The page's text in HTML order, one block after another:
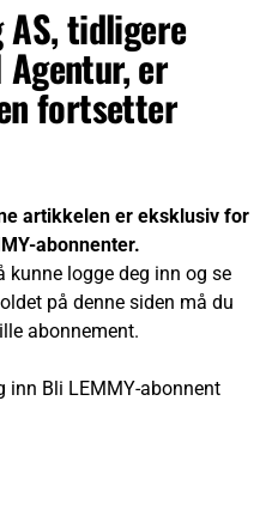
tidligere
er
fortsetter
artikkelen er eksklusiv for
abonnenter.
kunne logge deg inn og se
på denne siden må du
abonnement.
inn Bli LEMMY-abonnent